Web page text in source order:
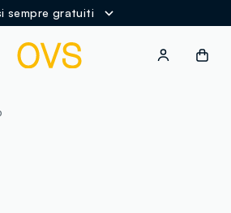
sempre gratuiti